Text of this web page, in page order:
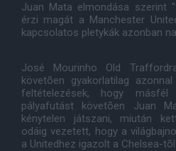
Juan Mata elmondása szerint
érzi magát a Manchester
kapcsolatos pletykák azonban
José Mourinho Old
követõen gyakorlatilag
feltételezések, hogy másfél
pályafutást követõen Juan
kénytelen játszani, miután
odáig vezetett, hogy a
a Unitedhez igazolt a Chelsea-tõl.